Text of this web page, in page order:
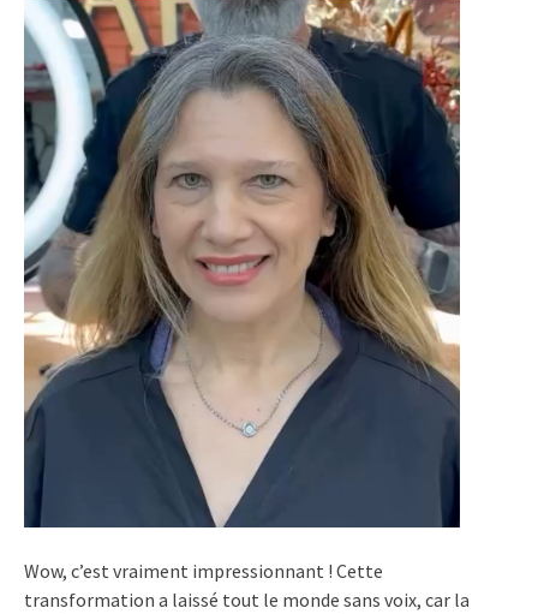
Wow, c’est vraiment impressionnant ! Cette
transformation a laissé tout le monde sans voix, car la